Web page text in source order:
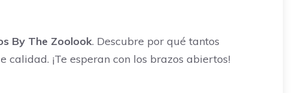
By The Zoolook. Descubre por qué tantos
¡Te esperan con los brazos abiertos!